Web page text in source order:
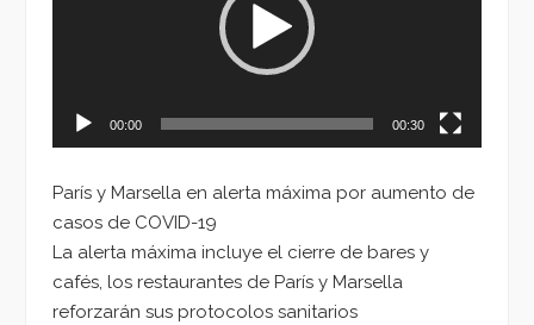
00:00 00:30
París y Marsella en alerta máxima por aumento de
casos de COVID-19
La alerta máxima incluye el cierre de bares y
cafés, los restaurantes de París y Marsella
reforzarán sus protocolos sanitarios